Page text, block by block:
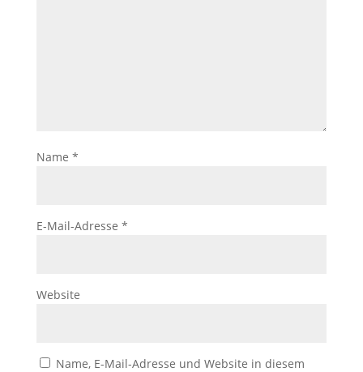
Name *
E-Mail-Adresse *
Website
Name, E-Mail-Adresse und Website in diesem